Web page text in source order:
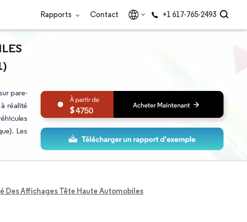
Rapports Contact +1 617-765-2493
pare-
réalité
Les
4750
Des Affichages Tête Haute Automobiles